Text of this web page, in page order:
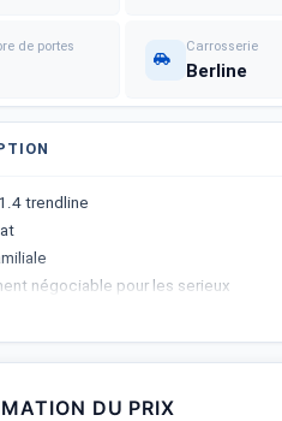
de portes Carrosserie
Berline
trendline
négociable pour les serieux
DU PRIX